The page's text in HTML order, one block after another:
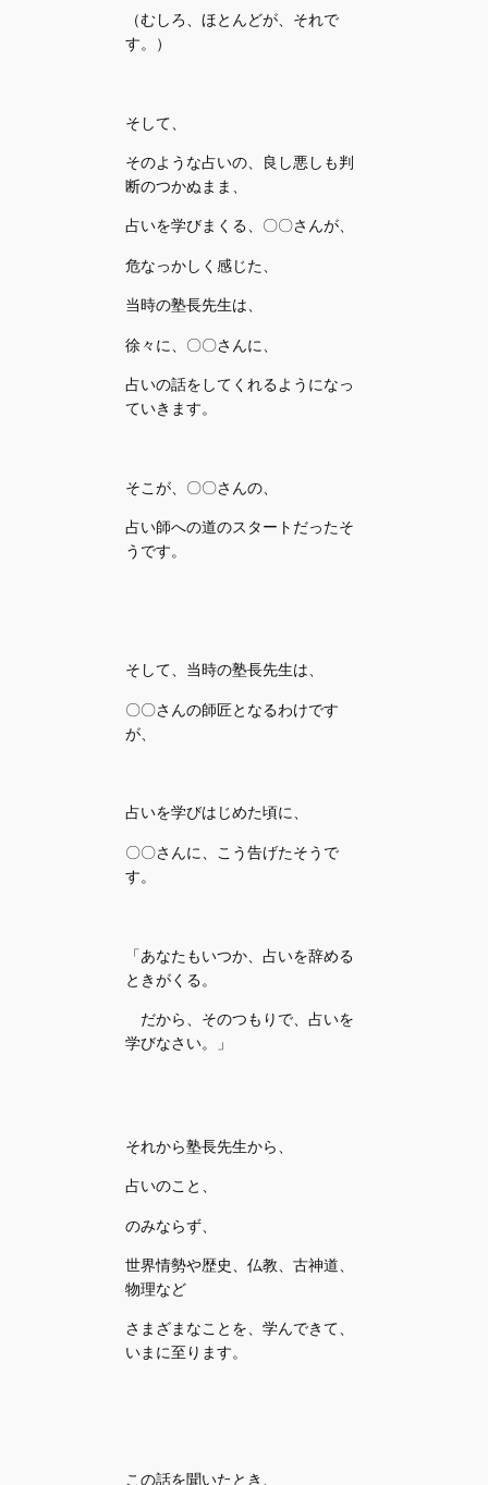
（むしろ、ほとんどが、それで
す。）
そして、
そのような占いの、良し悪しも判
断のつかぬまま、
占いを学びまくる、〇〇さんが、
危なっかしく感じた、
当時の塾長先生は、
徐々に、〇〇さんに、
占いの話をしてくれるようになっ
ていきます。
そこが、〇〇さんの、
占い師への道のスタートだったそ
うです。
そして、当時の塾長先生は、
〇〇さんの師匠となるわけです
が、
占いを学びはじめた頃に、
〇〇さんに、こう告げたそうで
す。
「あなたもいつか、占いを辞める
ときがくる。
だから、そのつもりで、占いを
学びなさい。」
それから塾長先生から、
占いのこと、
のみならず、
世界情勢や歴史、仏教、古神道、
物理など
さまざまなことを、学んできて、
いまに至ります。
この話を聞いたとき、